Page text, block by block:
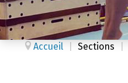
Accueil Sections